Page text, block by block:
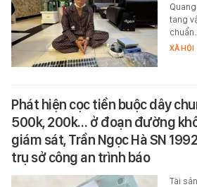
tang
chuẩn…
XÃ HỘI
Phát hiện cọc tiền buộc dây
500k, 200k… ở đoạn đường
giám sát, Trần Ngọc Hà SN
trụ sở công an trình báo
Tài